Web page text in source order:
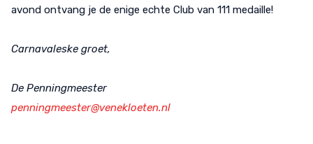
avond ontvang je de enige echte Club van 111 medaille!
Carnavaleske groet,
De Penningmeester
penningmeester@venekloeten.nl